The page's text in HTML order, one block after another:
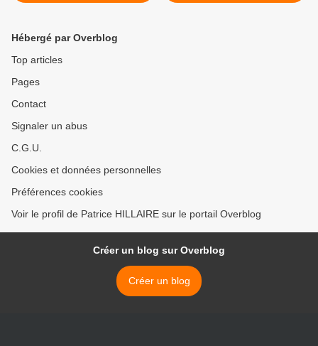
Hébergé par Overblog
Top articles
Pages
Contact
Signaler un abus
C.G.U.
Cookies et données personnelles
Préférences cookies
Voir le profil de Patrice HILLAIRE sur le portail Overblog
Créer un blog sur Overblog
Créer un blog